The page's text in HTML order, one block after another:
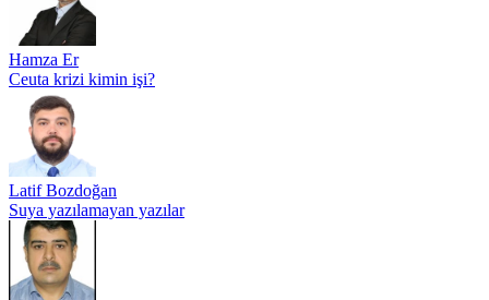
Hamza Er
Ceuta krizi kimin işi?
Latif Bozdoğan
Suya yazılamayan yazılar